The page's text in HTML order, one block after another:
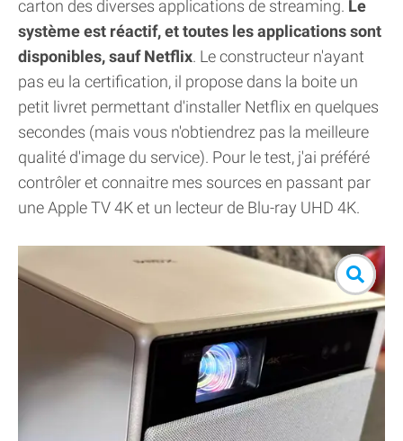
carton des diverses applications de streaming. Le
système est réactif, et toutes les applications sont
disponibles, sauf Netflix. Le constructeur n'ayant
pas eu la certification, il propose dans la boite un
petit livret permettant d'installer Netflix en quelques
secondes (mais vous n'obtiendrez pas la meilleure
qualité d'image du service). Pour le test, j'ai préféré
contrôler et connaitre mes sources en passant par
une Apple TV 4K et un lecteur de Blu-ray UHD 4K.